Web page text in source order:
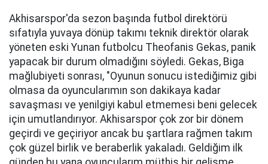
Akhisarspor'da sezon başında futbol direktörü
sıfatıyla yuvaya dönüp takımı teknik direktör olarak
yöneten eski Yunan futbolcu Theofanis Gekas, panik
yapacak bir durum olmadığını söyledi. Gekas, Biga
mağlubiyeti sonrası, "Oyunun sonucu istediğimiz gibi
olmasa da oyuncularımın son dakikaya kadar
savaşması ve yenilgiyi kabul etmemesi beni gelecek
için umutlandırıyor. Akhisarspor çok zor bir dönem
geçirdi ve geçiriyor ancak bu şartlara rağmen takım
çok güzel birlik ve beraberlik yakaladı. Geldiğim ilk